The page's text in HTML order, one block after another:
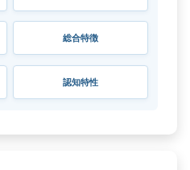
総合特徴
認知特性